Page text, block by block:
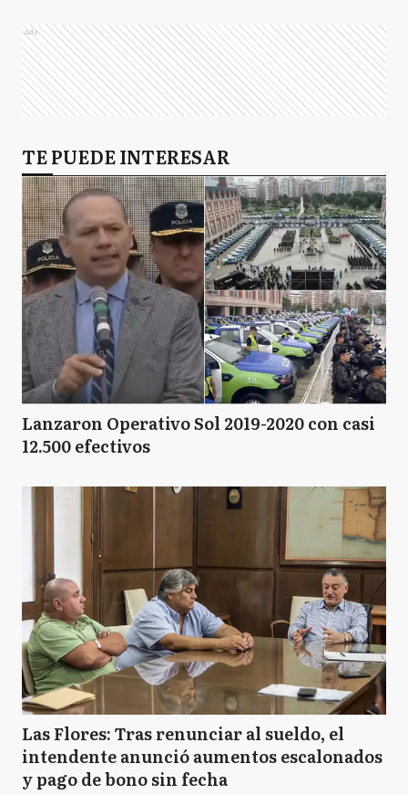
Ads
TE PUEDE INTERESAR
Lanzaron Operativo Sol 2019-2020 con casi
12.500 efectivos
Las Flores: Tras renunciar al sueldo, el
intendente anunció aumentos escalonados
y pago de bono sin fecha